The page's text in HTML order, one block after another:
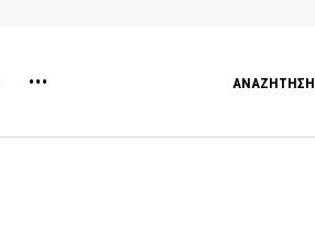
ΑΝΑΖΗΤΗΣΗ